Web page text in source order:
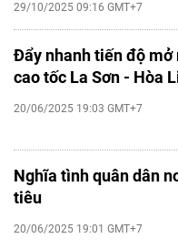
29/10/2025 09:16 GMT+7
Đẩy nhanh tiến độ mở
cao tốc La Sơn - Hòa
20/06/2025 19:03 GMT+7
Nghĩa tình quân dân
tiêu
20/06/2025 19:01 GMT+7